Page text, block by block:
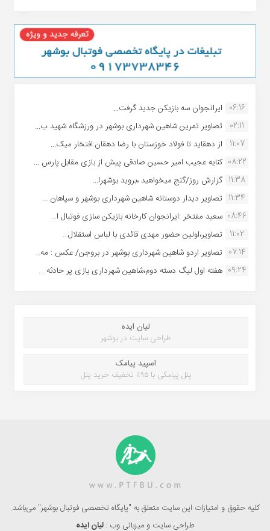
06:16 ایرانجوان سه بازیکن جدید گرفت...
02:11
تصاویر تمرین شاهین شهردارى بوشهر در ورزشگاه شهید ب...
11:07
از دهقاید تا فولاد خوزستان با رضا دهقان:افتخار میک...
08:22 کنایه عجیب امیر حسین صادقی پیش از بازی مقابل پارس ...
11:38 گزارش روز/گنج میخواهید ،بروید بوشهر!...
11:34 تصاویر دیدار دوستانه شاهین شهردارى بوشهر و سپاهان ...
08:46 سعید مفتخر :ایرانجوان کارخانه بازیکن سازی فوتبال ا...
11:02
تصاویر،اولین حضور مهدی قائدی با لباس استقلال...
07:14 تصاویر اردو شاهین شهرداری بوشهر در بروجن/ عکس : مه...
09:24 هفته اول لیگ دسته دوم،شاهین شهرداری بازی پر حادثه ...
لیان ایده
طراحی سایت در بوشهر
اسپید پیامک
پنل پیامکی با ۹۵٪ تخفیف خرید پنل
کلیه حقوق و امتیازات این سایت متعلق به "پایگاه تخصصی فوتبال بوشهر" می‌باشد.
طراحی سایت و میزبانی وب :لیان ایده